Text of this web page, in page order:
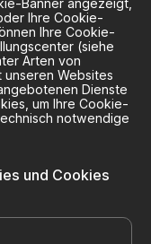
Ihre Cookie-
Ihre Cookie-
(siehe
Arten von
unseren Websites
Dienste
um Ihre Cookie-
notwendige
und Cookies